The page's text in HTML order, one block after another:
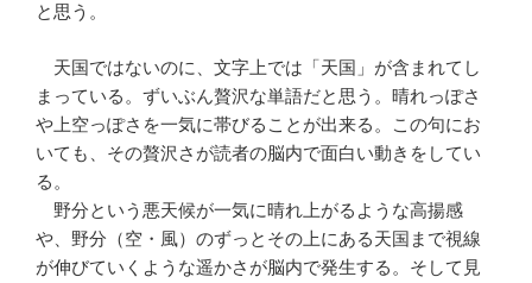
と思う。
天国ではないのに、文字上では「天国」が含まれてし
まっている。ずいぶん贅沢な単語だと思う。晴れっぽさ
や上空っぽさを一気に帯びることが出来る。この句にお
いても、その贅沢さが読者の脳内で面白い動きをしてい
る。
野分という悪天候が一気に晴れ上がるような高揚感
や、野分（空・風）のずっとその上にある天国まで視線
が伸びていくような遥かさが脳内で発生する。そして見